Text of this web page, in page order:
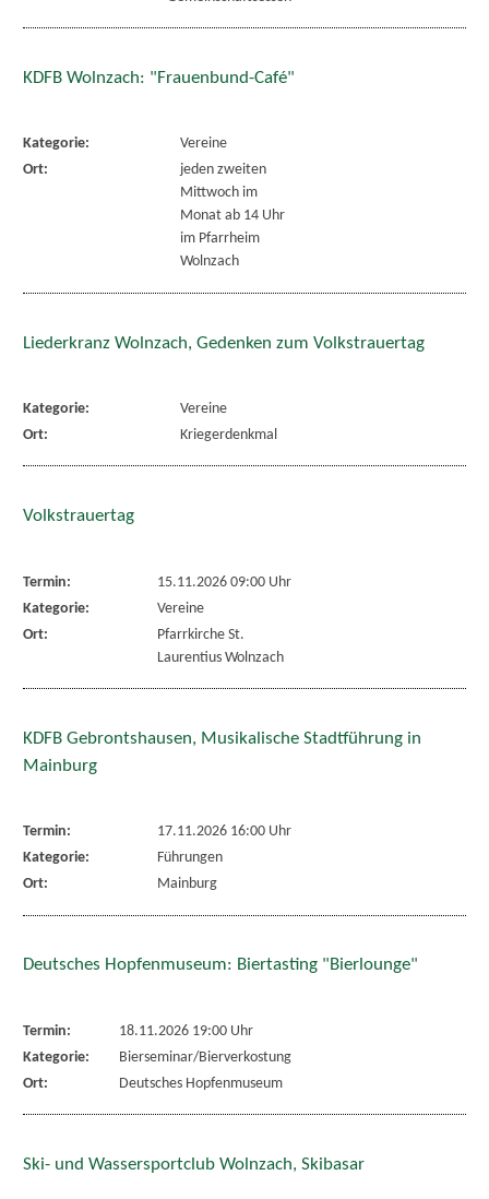
KDFB Wolnzach: "Frauenbund-Café"
Kategorie:
Vereine
Ort:
jeden zweiten
Mittwoch im
Monat ab 14 Uhr
im Pfarrheim
Wolnzach
Liederkranz Wolnzach, Gedenken zum Volkstrauertag
Kategorie:
Vereine
Ort:
Kriegerdenkmal
Volkstrauertag
Termin:
15.11.2026 09:00 Uhr
Kategorie:
Vereine
Ort:
Pfarrkirche St.
Laurentius Wolnzach
KDFB Gebrontshausen, Musikalische Stadtführung in
Mainburg
Termin:
17.11.2026 16:00 Uhr
Kategorie:
Führungen
Ort:
Mainburg
Deutsches Hopfenmuseum: Biertasting "Bierlounge"
Termin:
18.11.2026 19:00 Uhr
Kategorie:
Bierseminar/Bierverkostung
Ort:
Deutsches Hopfenmuseum
Ski- und Wassersportclub Wolnzach, Skibasar